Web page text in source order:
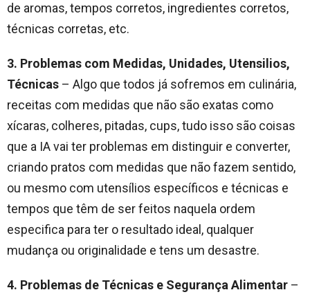
de aromas, tempos corretos, ingredientes corretos,
técnicas corretas, etc.
3. Problemas com Medidas, Unidades, Utensilios,
Técnicas – Algo que todos já sofremos em culinária,
receitas com medidas que não são exatas como
xícaras, colheres, pitadas, cups, tudo isso são coisas
que a IA vai ter problemas em distinguir e converter,
criando pratos com medidas que não fazem sentido,
ou mesmo com utensílios específicos e técnicas e
tempos que têm de ser feitos naquela ordem
especifica para ter o resultado ideal, qualquer
mudança ou originalidade e tens um desastre.
4. Problemas de Técnicas e Segurança Alimentar –